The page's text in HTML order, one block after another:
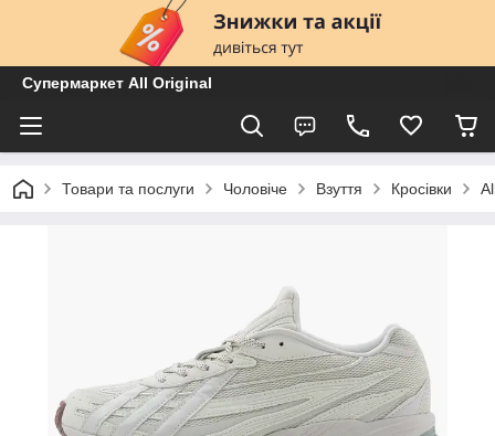
Супермаркет All Original
Товари та послуги Чоловіче Взуття Кросівки